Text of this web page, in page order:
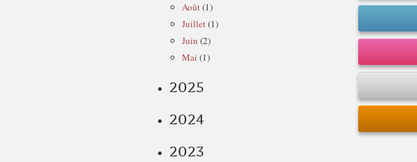
Août(1)
Juillet(1)
Juin (2)
Mai (1)
2025
2024
2023